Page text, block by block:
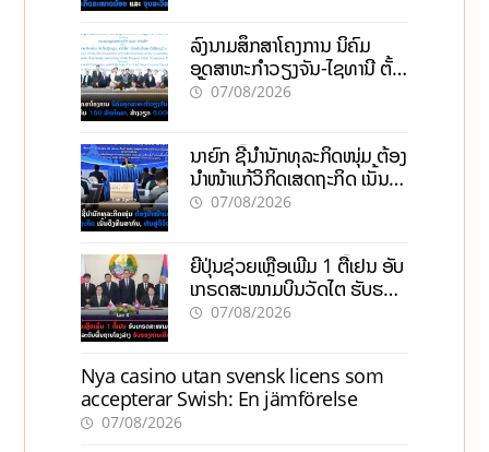
ລົງນາມສຶກສາໂຄງການ ນິຄົມ
ອຸດສາຫະກຳວຽງຈັນ-ໄຊທານີ ຕັ້ງ
ເປົ້າດຶງທຶນ 150 ລ້ານໂດລາ, ສ້າງ
07/08/2026
ນາຍົກ ຊີ້ນຳນັກທຸລະກິດໜຸ່ມ ຕ້ອງ
ນຳໜ້າແກ້ວິກິດເສດຖະກິດ ເນັ້ນດຶງ
ທຶນສາກົນ, ຫັນສູ່ດິຈິຕອນ
07/08/2026
ຍີ່ປຸ່ນຊ່ວຍເຫຼືອເພີ່ມ 1 ຕື້ເຢນ ອັບ
ເກຣດສະໜາມບິນວັດໄຕ ຮັບຮອງ
ການເຕີບໂຕ
07/08/2026
Nya casino utan svensk licens som
accepterar Swish: En jämförelse
07/08/2026